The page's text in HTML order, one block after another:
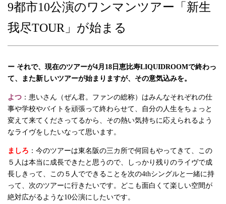
9都市10公演のワンマンツアー「新生
我尽TOUR」が始まる
ー それで、現在のツアーが4月18日恵比寿LIQUIDROOMで終わっ
て、また新しいツアーが始まりますが、その意気込みを。
よつ ：患いさん（ぜん君。ファンの総称）はみんなそれぞれの仕
事や学校やバイトを頑張って終わらせて、自分の人生をちょっと
変えて来てくださってるから、その熱い気持ちに応えられるよう
なライヴをしたいなって思います。
ましろ ：今のツアーは東名阪の三カ所で何回もやってきて、この
５人は本当に成長できたと思うので、しっかり残りのライヴで成
長しきって、この５人でできることを次の4thシングルと一緒に持
って、次のツアーに行きたいです。どこも面白くて楽しい空間が
絶対広がるような10公演にしたいです。